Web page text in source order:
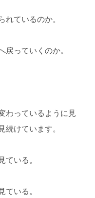
れているのか。
戻っていくのか。
わっているように見
続けています。
ている。
ている。